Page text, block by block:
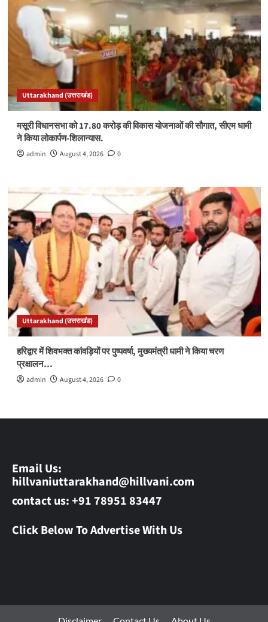
Uttarakhand (उत्तराखंड)
मसूरी विधानसभा को 17.80 करोड़ की विकास योजनाओं की सौगात, सीएम धामी
ने किया लोकार्पण-शिलान्यास.
admin August 4, 2026 0
Uttarakhand (उत्तराखंड)
हरिद्वार में शिवभक्त कांवड़ियों पर पुष्पवर्षा, मुख्यमंत्री धामी ने किया चरण
प्रक्षालन…
admin August 4, 2026 0
Email Us:
hillvaniuttarakhand@hillvani.com
contact us: +91 78951 83447
Click Below To Advertise With Us